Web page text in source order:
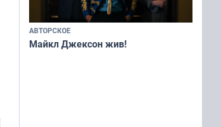
АВТОРСКОЕ
Майкл Джексон жив!